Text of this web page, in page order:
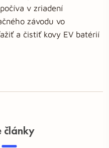
v zriadení
závodu vo
a čistiť kovy EV batérií
články